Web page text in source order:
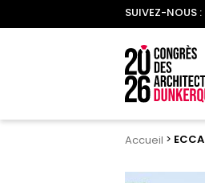
SUIVEZ-NOUS :
Accueil > ECCA